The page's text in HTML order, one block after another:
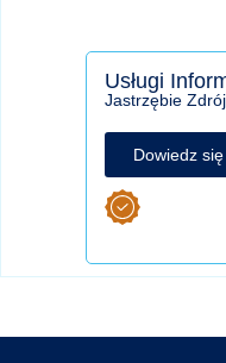
Usługi
Jastrzębie Zdrój
Dowiedz